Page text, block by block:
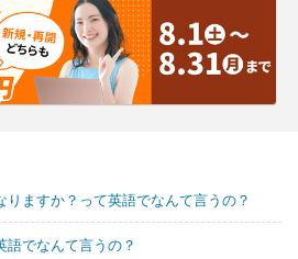
りますか？って英語でなんて言うの？
でなんて言うの？